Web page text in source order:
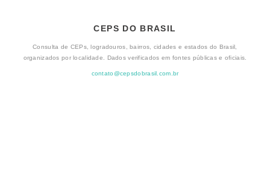
CEPS DO BRASIL
Consulta de CEPs, logradouros, bairros, cidades e estados do Brasil,
organizados por localidade. Dados verificados em fontes públicas e oficiais.
contato@cepsdobrasil.com.br